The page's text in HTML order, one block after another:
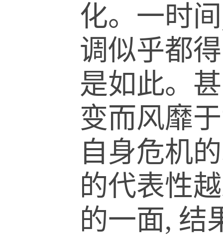
化。一时
调似乎都
是如此。
变而风靡
自身危机
的代表性
的一面, 结